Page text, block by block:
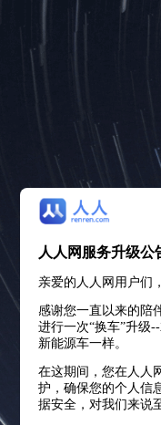
人人网服务升级公
亲爱的人人网用户们，
感谢您一直以来的陪
进行一次“换车”升级
新能源车一样。
在这期间，您在人人
护，确保您的个人信
据安全，对我们来说